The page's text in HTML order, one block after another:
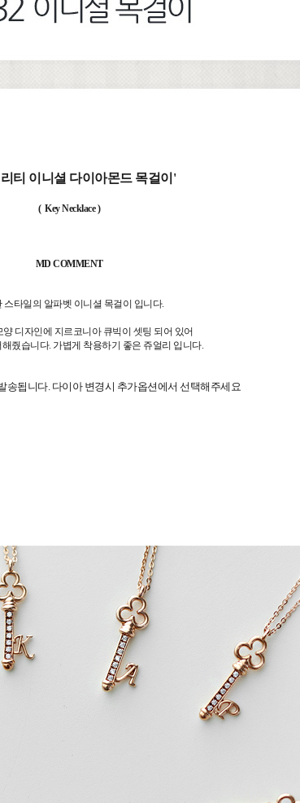
티 이니셜 다이아몬드 목걸이'
( Key Necklace )
MD COMMENT
스타일의 알파벳 이니셜 목걸이 입니다.
양 디자인에 지르코니아 큐빅이 셋팅 되어 있어
줬습니다. 가볍게 착용하기 좋은 쥬얼리 입니다.
송됩니다. 다이아 변경시 추가옵션에서 선택해주세요